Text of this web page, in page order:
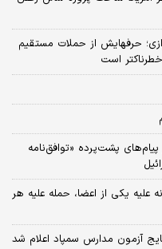
حرفهایش از حملات مستقیم
است
پشت‌پرده «توافق‌نامه
علیه یکی از اعضا، حمله علیه هر
آزمون مدارس سمپاد اعلام شد